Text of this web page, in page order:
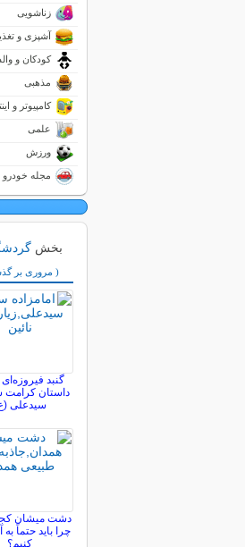
زناشویی
آشپزی و
کودکان و
مذهبی
کامپیوتر و
علمی
ورزش
مجله خودرو
بخش
( مروری بر
گنبد فیروزه‌ای
داستان
سیدعلی
دشت میشان
چرا باید حتماً
کنیم؟